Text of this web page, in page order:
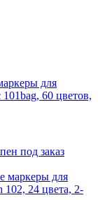
для
60 цветов,
под заказ